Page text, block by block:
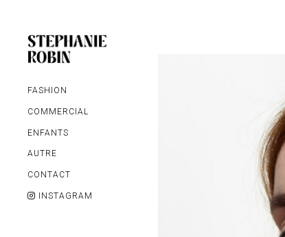
FASHION
COMMERCIAL
ENFANTS
AUTRE
MARIAGE / FAMILLE /
CONTACT
INSTAGRAM